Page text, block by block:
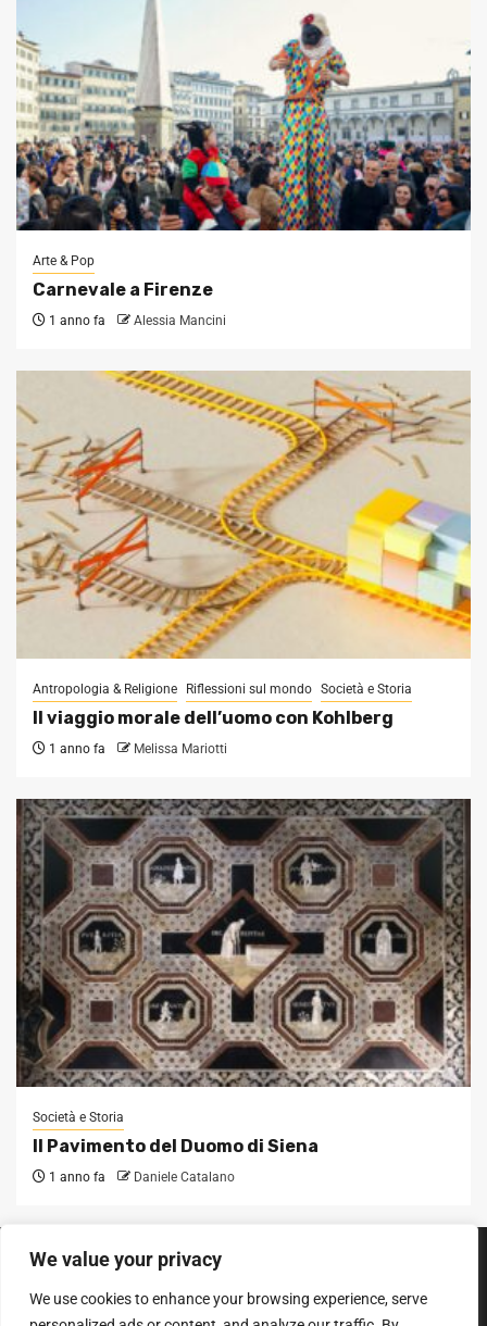
We value your privacy
We use cookies to enhance your browsing experience, serve
Arte & Pop
Carnevale a Firenze
1 anno fa Alessia Mancini
Antropologia & Religione Riflessioni sul mondo Società e Storia
Il viaggio morale dell’uomo con Kohlberg
1 anno fa Melissa Mariotti
Società e Storia
Il Pavimento del Duomo di Siena
1 anno fa Daniele Catalano
SEGUICI SUI SOCIAL
Facebook
Instagram
YouTube